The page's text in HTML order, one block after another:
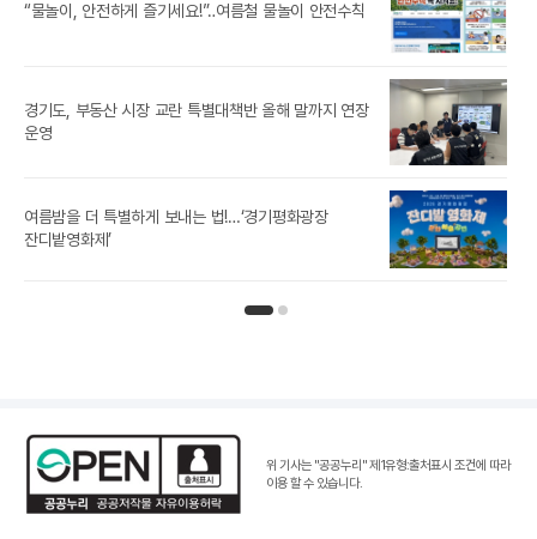
“물놀이, 안전하게 즐기세요!”‥여름철 물놀이 안전수칙
경기도, 부동산 시장 교란 특별대책반 올해 말까지 연장
운영
여름밤을 더 특별하게 보내는 법!…‘경기평화광장
잔디밭영화제’
위 기사는 "공공누리"제1유형:출처표시 조건에 따라
이용 할 수 있습니다.